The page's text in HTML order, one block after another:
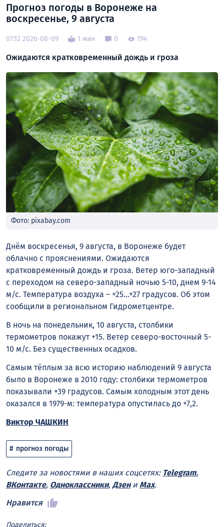
Прогноз погоды в Воронеже на
воскресенье, 9 августа
07:12 2026-08-09 1 мин 0 194
Ожидаются кратковременный дождь и гроза
Фото: pixabay.com
Днём воскресенья, 9 августа, в Воронеже будет
облачно с прояснениями. Ожидаются
кратковременный дождь и гроза. Ветер юго-западный
с переходом на северо-западный ночью 5-10, днем 9-14
м/с. Температура воздуха – +25…+27 градусов. Об этом
сообщили в региональном Гидрометцентре.
В ночь на понедельник, 10 августа, столбики
термометров покажут +15. Ветер северо-восточный 5-
10 м/с. Без существенных осадков.
Самым тёплым за всю историю наблюдений 9 августа
было в Воронеже в 2010 году: столбики термометров
показывали +39 градусов. Самым холодным этот день
оказался в 1979-м: температура опустилась до +7,2.
Виктор ЧАШКИН
прогноз погоды
Следите за новостями в наших соцсетях: Telegram,
ВКонтакте, Одноклассники, Дзени Max.
Нравится
Поделиться: